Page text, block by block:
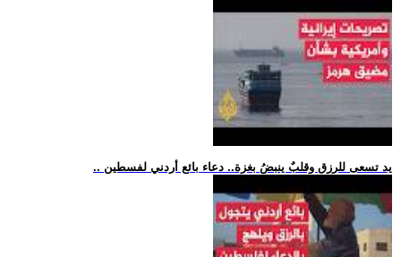
.. يد تسعى للرزق وقلبٌ ينبضُ بغزة.. دعاء بائع أردني لفسطين